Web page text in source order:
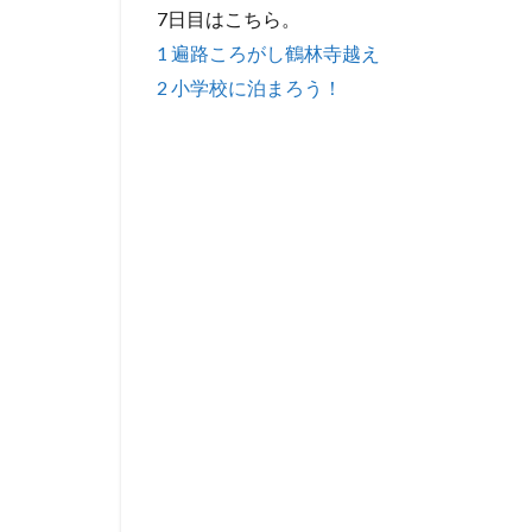
7日目はこちら。
1 遍路ころがし鶴林寺越え
2 小学校に泊まろう！